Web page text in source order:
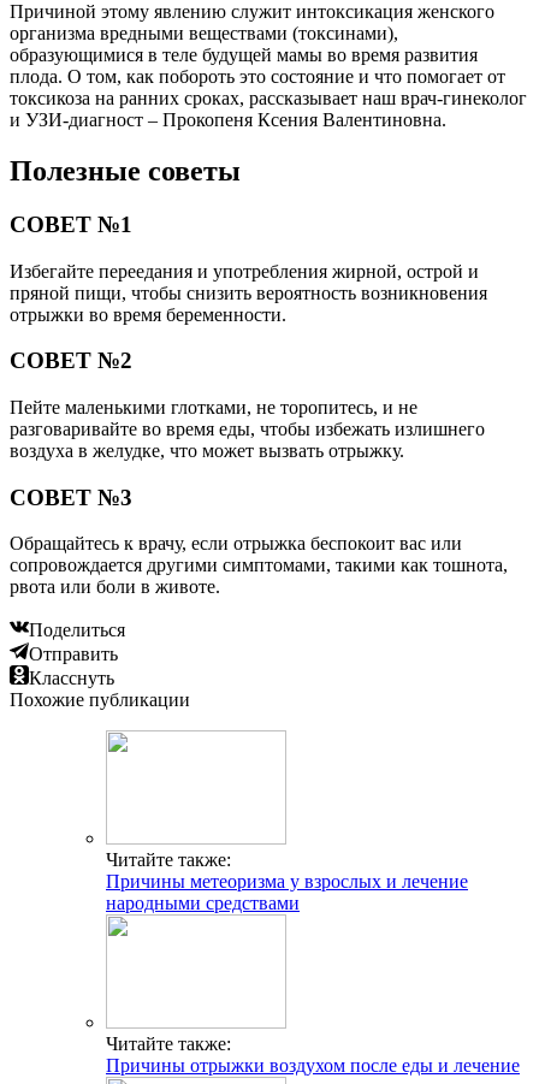
Причиной этому явлению служит интоксикация женского
организма вредными веществами (токсинами),
образующимися в теле будущей мамы во время развития
плода. О том, как побороть это состояние и что помогает от
токсикоза на ранних сроках, рассказывает наш врач-гинеколог
и УЗИ-диагност – Прокопеня Ксения Валентиновна.
Полезные советы
СОВЕТ №1
Избегайте переедания и употребления жирной, острой и
пряной пищи, чтобы снизить вероятность возникновения
отрыжки во время беременности.
СОВЕТ №2
Пейте маленькими глотками, не торопитесь, и не
разговаривайте во время еды, чтобы избежать излишнего
воздуха в желудке, что может вызвать отрыжку.
СОВЕТ №3
Обращайтесь к врачу, если отрыжка беспокоит вас или
сопровождается другими симптомами, такими как тошнота,
рвота или боли в животе.
Поделиться
Отправить
Класснуть
Похожие публикации
Читайте также:
Причины метеоризма у взрослых и лечение
народными средствами
Читайте также:
Причины отрыжки воздухом после еды и лечение